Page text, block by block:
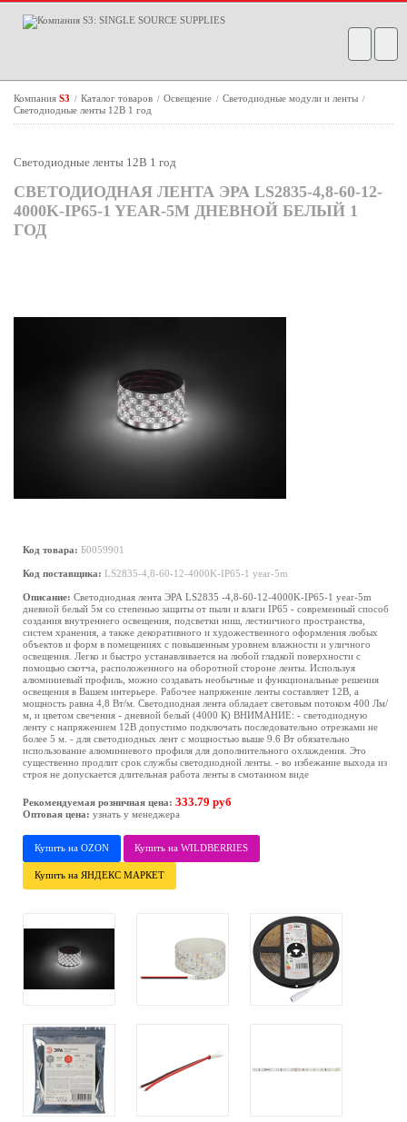
Компания S3 / Каталог товаров / Освещение / Светодиодные модули и ленты /
Светодиодные ленты 12В 1 год
Светодиодные ленты 12В 1 год
СВЕТОДИОДНАЯ ЛЕНТА ЭРА LS2835-4,8-60-12-
4000K-IP65-1 YEAR-5M ДНЕВНОЙ БЕЛЫЙ 1
ГОД
Код товара: Б0059901
Код поставщика: LS2835-4,8-60-12-4000K-IP65-1 year-5m
Описание: Светодиодная лента ЭРА LS2835 -4,8-60-12-4000K-IP65-1 year-5m
дневной белый 5м со степенью защиты от пыли и влаги IP65 - современный способ
создания внутреннего освещения, подсветки ниш, лестничного пространства,
систем хранения, а также декоративного и художественного оформления любых
объектов и форм в помещениях с повышенным уровнем влажности и уличного
освещения. Легко и быстро устанавливается на любой гладкой поверхности с
помощью скотча, расположенного на оборотной стороне ленты. Используя
алюминиевый профиль, можно создавать необычные и функциональные решения
освещения в Вашем интерьере. Рабочее напряжение ленты составляет 12В, а
мощность равна 4,8 Вт/м. Светодиодная лента обладает световым потоком 400 Лм/
м, и цветом свечения - дневной белый (4000 К) ВНИМАНИЕ: - светодиодную
ленту с напряжением 12В допустимо подключать последовательно отрезками не
более 5 м. - для светодиодных лент с мощностью выше 9.6 Вт обязательно
использование алюминиевого профиля для дополнительного охлаждения. Это
существенно продлит срок службы светодиодной ленты. - во избежание выхода из
строя не допускается длительная работа ленты в смотанном виде
Рекомендуемая розничная цена: 333.79 руб
Оптовая цена: узнать у менеджера
Купить на OZON Купить на WILDBERRIES
Купить на ЯНДЕКС МАРКЕТ